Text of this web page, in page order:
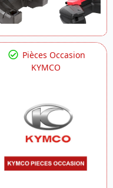
Pièces Occasion
KYMCO